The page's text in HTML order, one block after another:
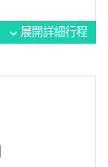
expand_more 展開詳細行程